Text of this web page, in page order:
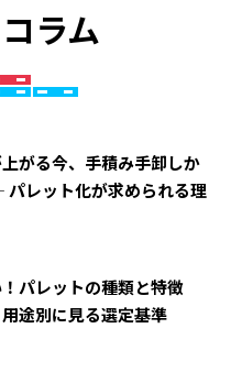
ラム
がる今、手積み手卸しか
パレット化が求められる理
パレットの種類と特徴
用途別に見る選定基準